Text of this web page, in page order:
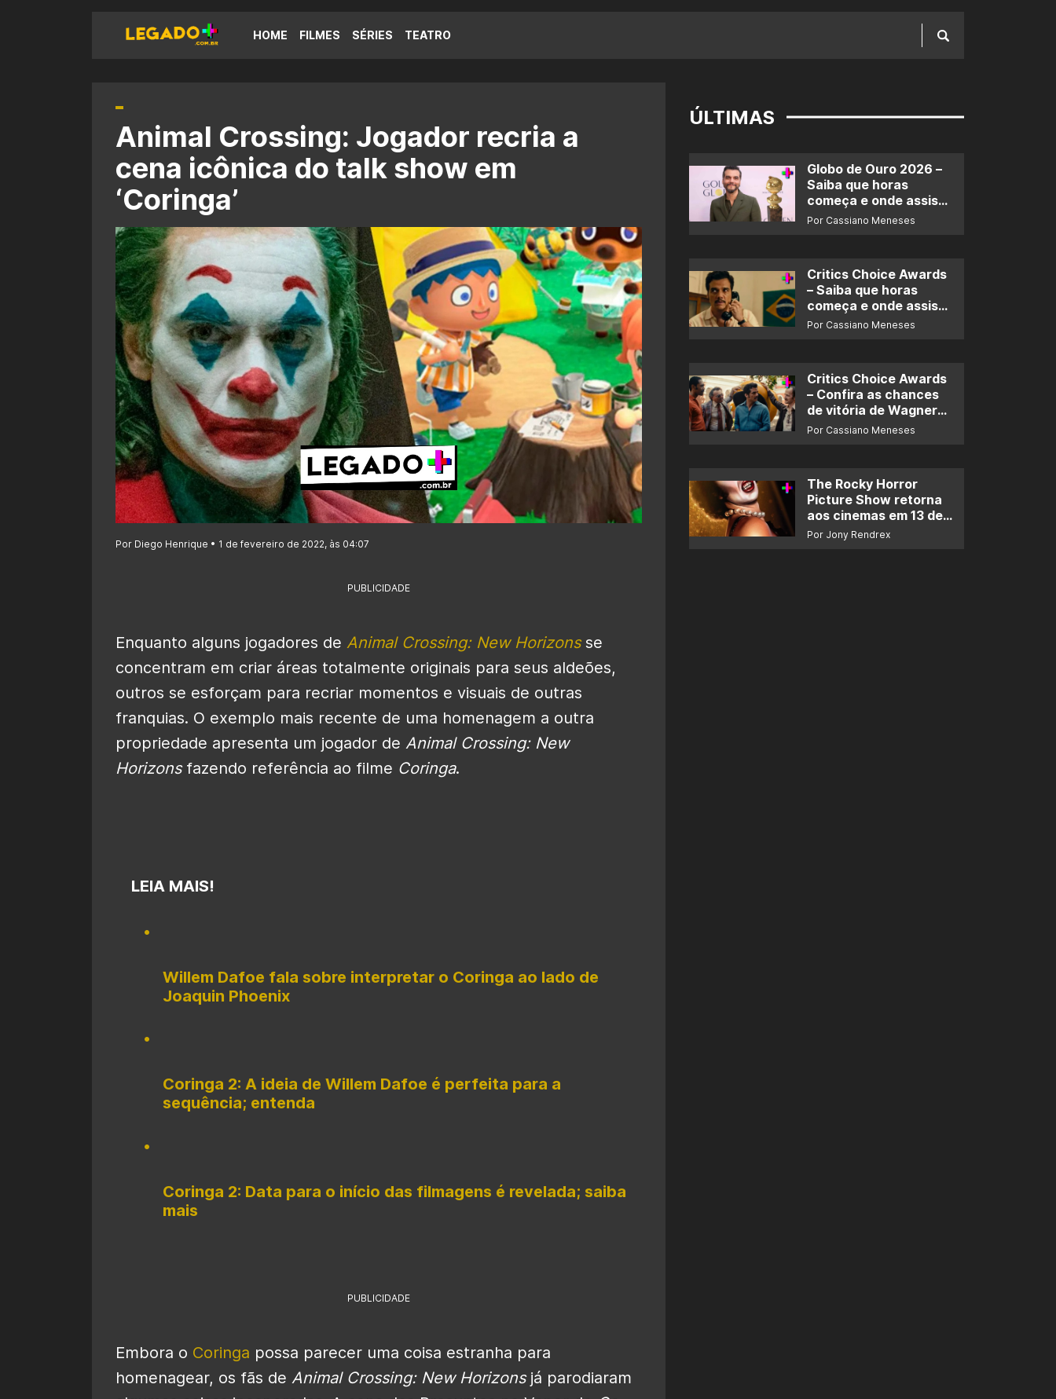
HOME FILMES SÉRIES TEATRO
Animal Crossing: Jogador recria a
cena icônica do talk show em
‘Coringa’
Por Diego Henrique • 1 de fevereiro de 2022, às 04:07
PUBLICIDADE
Enquanto alguns jogadores de Animal Crossing: New Horizonsse
concentram em criar áreas totalmente originais para seus aldeões,
outros se esforçam para recriar momentos e visuais de outras
franquias. O exemplo mais recente de uma homenagem a outra
propriedade apresenta um jogador de Animal Crossing: New
Horizons fazendo referência ao filme Coringa.
LEIA MAIS!
Willem Dafoe fala sobre interpretar o Coringa ao lado de
Joaquin Phoenix
Coringa 2: A ideia de Willem Dafoe é perfeita para a
sequência; entenda
Coringa 2: Data para o início das filmagens é revelada; saiba
mais
PUBLICIDADE
Embora o Coringa possa parecer uma coisa estranha para
homenagear, os fãs de Animal Crossing: New Horizonsjá parodiaram
ÚLTIMAS
Globo de Ouro 2026 –
Saiba que horas
começa e onde assistir
ao prêmio
Por Cassiano Meneses
Critics Choice Awards
– Saiba que horas
começa e onde assistir
ao prêmio
Por Cassiano Meneses
Critics Choice Awards
– Confira as chances
de vitória de Wagner
Moura e de ‘O Agente
Por Cassiano Meneses
The Rocky Horror
Picture Show retorna
aos cinemas em 13 de
novembro
Por Jony Rendrex